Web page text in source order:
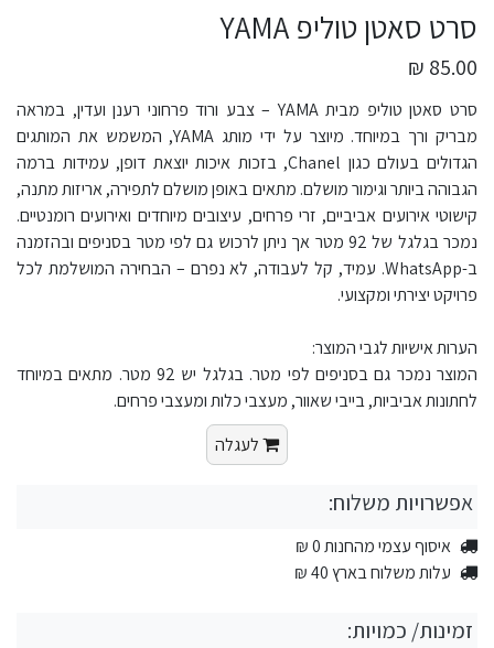
סרט סאטן טוליפ YAMA
85.00 ₪
סרט סאטן טוליפ מבית YAMA – צבע ורוד פרחוני רענן ועדין, במראה
מבריק ורך במיוחד. מיוצר על ידי מותג YAMA, המשמש את המותגים
הגדולים בעולם כגון Chanel, בזכות איכות יוצאת דופן, עמידות ברמה
הגבוהה ביותר וגימור מושלם. מתאים באופן מושלם לתפירה, אריזות מתנה,
קישוטי אירועים אביביים, זרי פרחים, עיצובים מיוחדים ואירועים רומנטיים.
נמכר בגלגל של 92 מטר אך ניתן לרכוש גם לפי מטר בסניפים ובהזמנה
ב-WhatsApp. עמיד, קל לעבודה, לא נפרם – הבחירה המושלמת לכל
פרויקט יצירתי ומקצועי.
הערות אישיות לגבי המוצר:
המוצר נמכר גם בסניפים לפי מטר. בגלגל יש 92 מטר. מתאים במיוחד
לחתונות אביביות, בייבי שאוור, מעצבי כלות ומעצבי פרחים.
לעגלה
אפשרויות משלוח:
איסוף עצמי מהחנות 0 ₪
עלות משלוח בארץ 40 ₪
זמינות/ כמויות: